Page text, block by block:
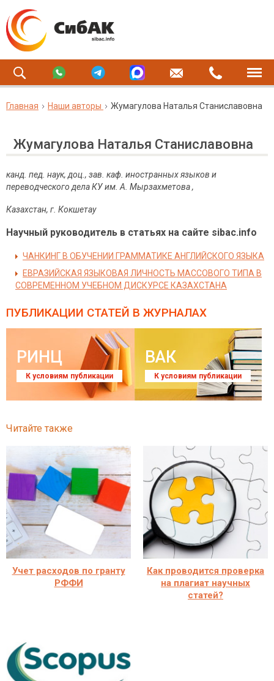
Главная Наши авторы Жумагулова Наталья Станиславовна
Жумагулова Наталья Станиславовна
канд. пед. наук, доц., зав. каф. иностранных языков и
переводческого дела КУ им. А. Мырзахметова ,
Казахстан, г. Кокшетау
Научный руководитель в статьях на сайте sibac.info
ЧАНКИНГ В ОБУЧЕНИИ ГРАММАТИКЕ АНГЛИЙСКОГО ЯЗЫКА
ЕВРАЗИЙСКАЯ ЯЗЫКОВАЯ ЛИЧНОСТЬ МАССОВОГО ТИПА В
СОВРЕМЕННОМ УЧЕБНОМ ДИСКУРСЕ КАЗАХСТАНА
ПУБЛИКАЦИИ СТАТЕЙ В ЖУРНАЛАХ
РИНЦ
К условиям публикации
ВАК
К условиям публикации
Читайте также
Учет расходов по гранту
РФФИ
Как проводится проверка
на плагиат научных
статей?